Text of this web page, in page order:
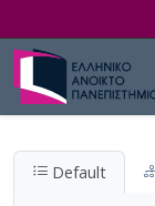
Default